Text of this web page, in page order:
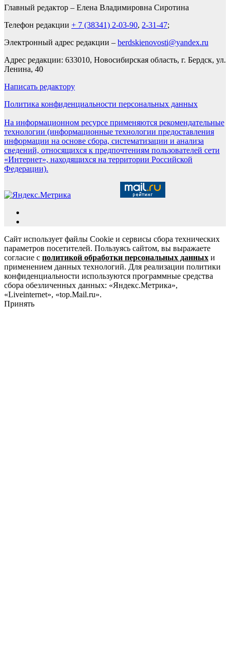
Главный редактор – Елена Владимировна Сиротина
Телефон редакции + 7 (38341) 2-03-90, 2-31-47;
Электронный адрес редакции – berdskienovosti@yandex.ru
Адрес редакции: 633010, Новосибирская область, г. Бердск, ул.
Ленина, 40
Написать редактору
Политика конфиденциальности персональных данных
На информационном ресурсе применяются рекомендательные
технологии (информационные технологии предоставления
информации на основе сбора, систематизации и анализа
сведений, относящихся к предпочтениям пользователей сети
«Интернет», находящихся на территории Российской
Федерации).
Сайт использует файлы Cookie и сервисы сбора технических
параметров посетителей. Пользуясь сайтом, вы выражаете
согласие с политикой обработки персональных данных и
применением данных технологий. Для реализации политики
конфиденциальности используются программные средства
сбора обезличенных данных: «Яндекс.Метрика»,
«Liveinternet», «top.Mail.ru».
Принять